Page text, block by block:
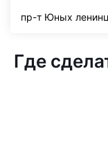
пр-т Юных
Где